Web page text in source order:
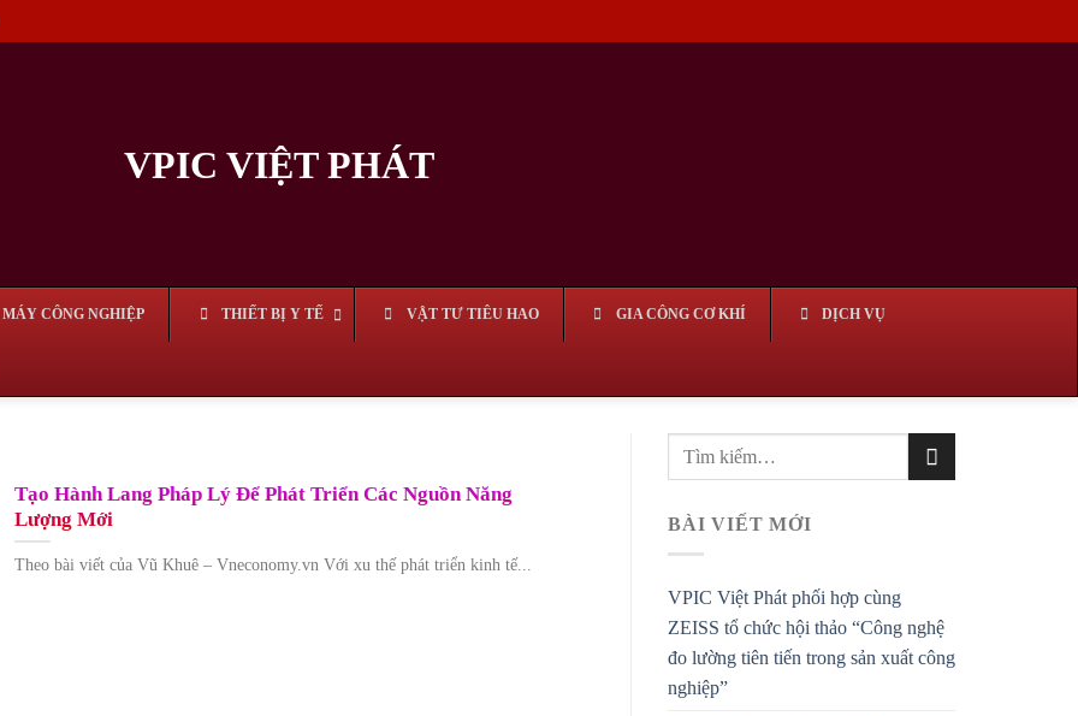
MÁY CÔNG NGHIỆP THIẾT BỊ Y TẾ VẬT TƯ TIÊU HAO GIA CÔNG CƠ KHÍ DỊCH VỤ
Tạo Hành Lang Pháp Lý Để Phát Triển Các Nguồn Năng
Lượng Mới
Theo bài viết của Vũ Khuê – Vneconomy.vn Với xu thế phát triển kinh tế...
BÀI VIẾT MỚI
VPIC Việt Phát phối hợp cùng
ZEISS tổ chức hội thảo “Công nghệ
đo lường tiên tiến trong sản xuất công
nghiệp”